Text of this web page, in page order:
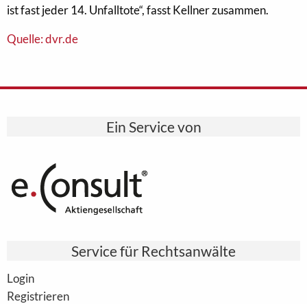
ist fast jeder 14. Unfalltote“, fasst Kellner zusammen.
Quelle: dvr.de
Ein Service von
Service für Rechtsanwälte
Login
Registrieren